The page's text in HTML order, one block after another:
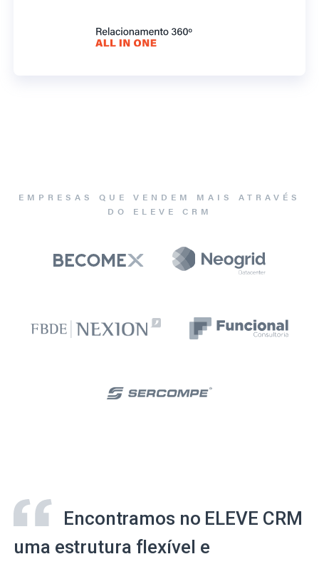
EMPRESAS QUE VENDEM MAIS ATRAVÉS
DO ELEVE CRM
Encontramos no ELEVE CRM
uma estrutura flexível e